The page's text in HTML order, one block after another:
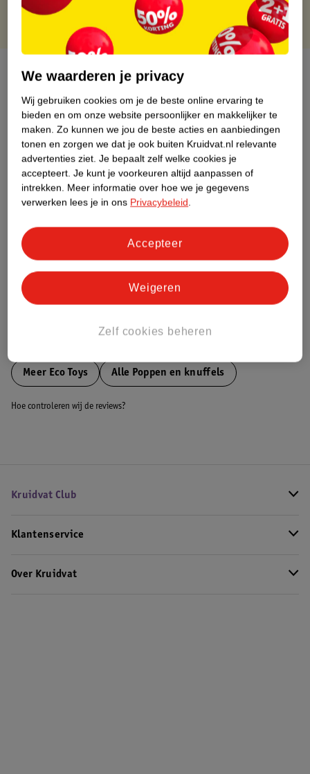
Over dit product
Productinformatie
Etiketinformatie
Nature Impact Score
Dit product heeft (nog) geen Nature
Bestel & Bezorginformatie
Meer Eco Toys Alle Poppen en knuffels
Hoe controleren wij de reviews?
Kruidvat Club
Klantenservice
Over Kruidvat
We waarderen je privacy
Wij gebruiken cookies om je de beste online ervaring te
bieden en om onze website persoonlijker en makkelijker te
maken. Zo kunnen we jou de beste acties en aanbiedingen
tonen en zorgen we dat je ook buiten Kruidvat.nl relevante
advertenties ziet. Je bepaalt zelf welke cookies je
accepteert. Je kunt je voorkeuren altijd aanpassen of
intrekken. Meer informatie over hoe we je gegevens
verwerken lees je in ons Privacybeleid.
Zelf cookies beheren
Weigeren
Accepteer